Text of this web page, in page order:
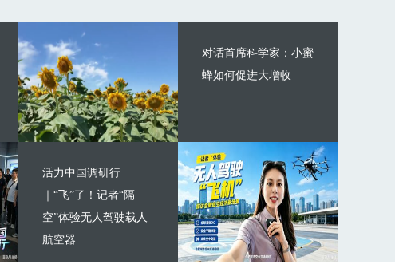
对话首席科学家：小蜜
蜂如何促进大增收
活力中国调研行
｜“飞”了！记者“隔
空”体验无人驾驶载人
航空器